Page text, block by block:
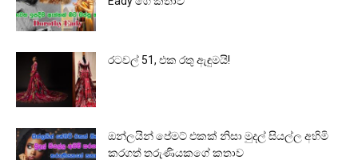
රටවල් 51, එක රතු ඇඳුමයි!
ඔන්ලයින් පේමට් එකක් නිසා මුදල් සියල්ල අහිමි
කරගත් තරුණියකගේ කතාව